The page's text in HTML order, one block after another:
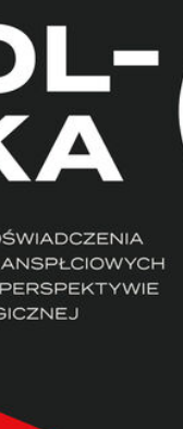
Regionalnych i Lokalnych
licznych artykułów i książek z
rozwoju regionalnego i